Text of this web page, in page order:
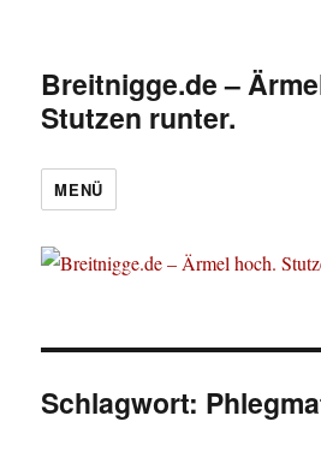
Breitnigge.de –
Stutzen runter.
MENÜ
Schlagwort: